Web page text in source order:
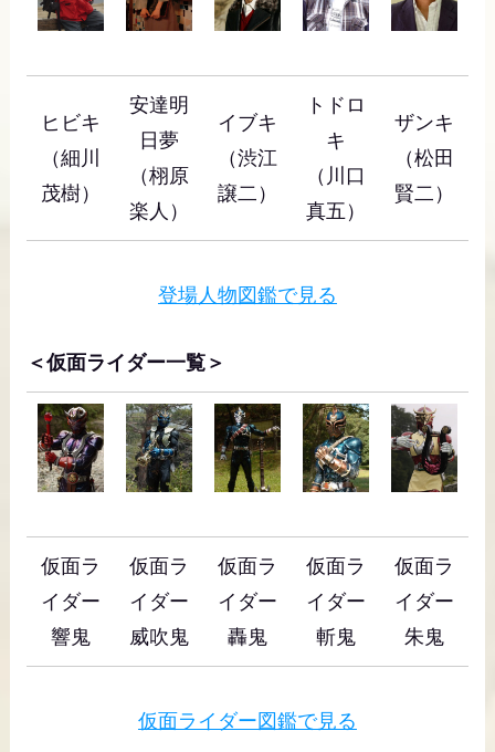
ヒビキ
（細川
茂樹）
安達明
日夢
（栩原
楽人）
イブキ
（渋江
譲二）
トドロ
キ
（川口
真五）
ザンキ
（松田
賢二）
登場人物図鑑で見る
＜仮面ライダー一覧＞
仮面ラ
イダー
響鬼
仮面ラ
イダー
威吹鬼
仮面ラ
イダー
轟鬼
仮面ラ
イダー
斬鬼
仮面ラ
イダー
朱鬼
仮面ライダー図鑑で見る